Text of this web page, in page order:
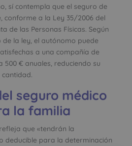
sí contempla que el seguro de
conforme a la Ley 35/2006 del
de las Personas Físicas. Según
la ley, el autónomo puede
a una compañía de
500 € anuales, reduciendo su
cantidad.
seguro médico
la familia
que «tendrán la
deducible para la determinación